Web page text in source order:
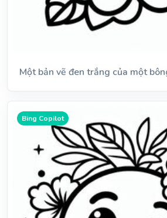
Một bản vẽ đen trắng của một
Bing Copilot